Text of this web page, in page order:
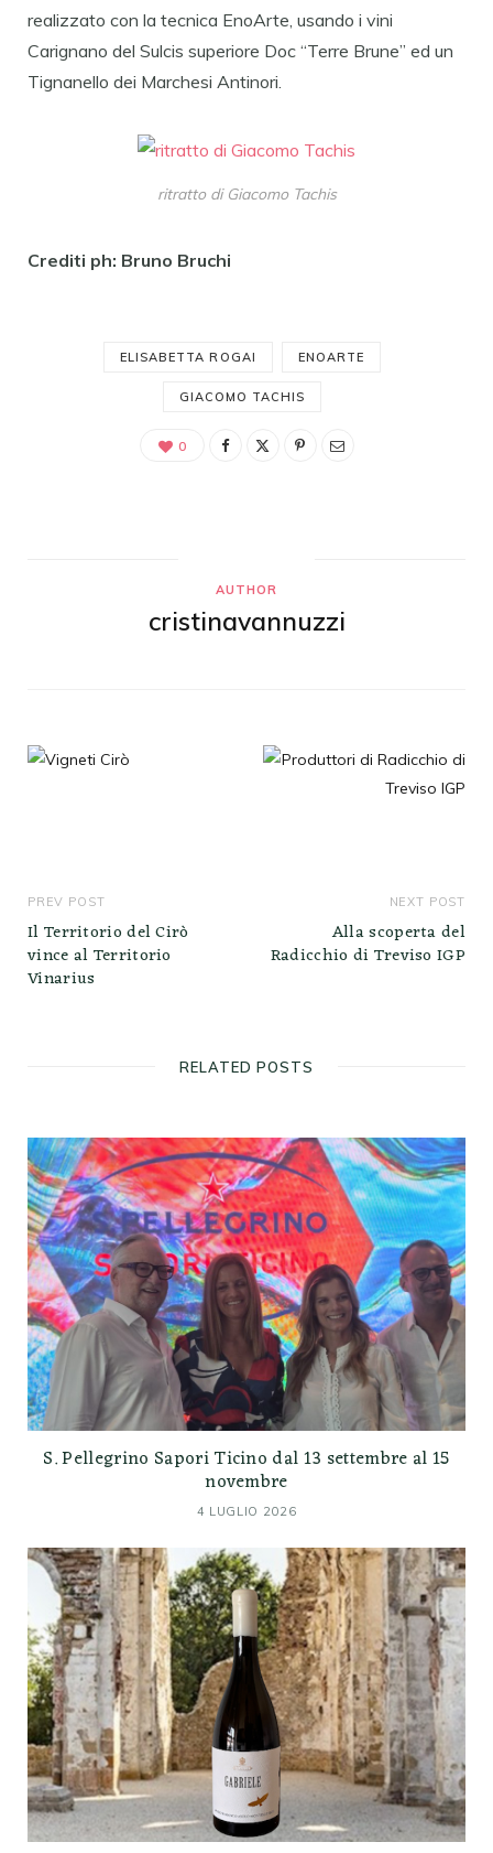
realizzato con la tecnica EnoArte, usando i vini
Carignano del Sulcis superiore Doc “Terre Brune” ed un
Tignanello dei Marchesi Antinori.
ritratto di Giacomo Tachis
Crediti ph: Bruno Bruchi
ELISABETTA ROGAI ENOARTE
GIACOMO TACHIS
0
AUTHOR
cristinavannuzzi
PREV POST
Il Territorio del Cirò
vince al Territorio
Vinarius
NEXT POST
Alla scoperta del
Radicchio di Treviso IGP
RELATED POSTS
S. Pellegrino Sapori Ticino dal 13 settembre al 15
novembre
4 LUGLIO 2026